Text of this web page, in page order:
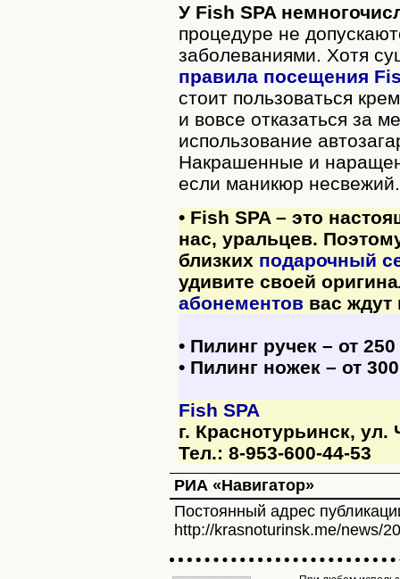
У Fish SPA
процедуре не
заболеваниями. Хотя
правила посещения
стоит пользоваться
и вовсе отказаться за
использование
Накрашенные и
если маникюр несвежий.
• Fish SPA – это
нас, уральцев.
близких подарочный
удивите своей
абонементов вас ждут
• Пилинг ручек – от
• Пилинг ножек – от
Fish SPA
г. Краснотурьинск, ул.
Тел.: 8-953-600-44-53
РИА «Навигатор»
Постоянный адрес
http://krasnoturinsk.me/news/